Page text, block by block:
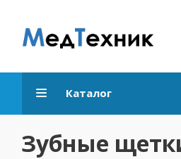
Каталог
Зубные